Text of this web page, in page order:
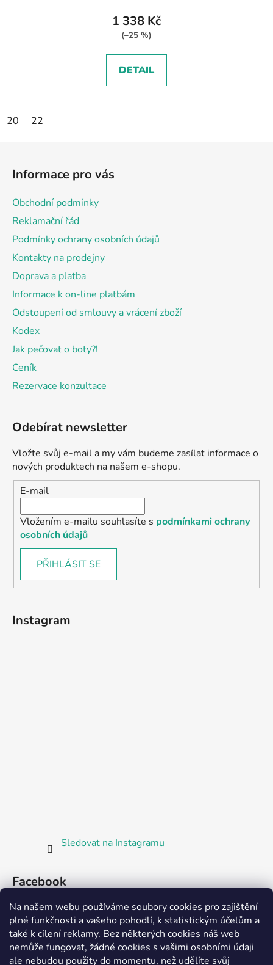
Na našem webu používáme soubory cookies pro zajištění
plné funkčnosti a vašeho pohodlí, k statistickým účelům a
také k cílení reklamy. Bez některých cookies náš web
nemůže fungovat, žádné cookies s vašimi osobními údaji
ale nebudou použity do momentu, než udělíte svůj
1 338 Kč
(–25 %)
DETAIL
20 22
Informace pro vás
Obchodní podmínky
Reklamační řád
Podmínky ochrany osobních údajů
Kontakty na prodejny
Doprava a platba
Informace k on-line platbám
Odstoupení od smlouvy a vrácení zboží
Kodex
Jak pečovat o boty?!
Ceník
Rezervace konzultace
Odebírat newsletter
Vložte svůj e-mail a my vám budeme zasílat informace o
nových produktech na našem e-shopu.
E-mail
Vložením e-mailu souhlasíte s podmínkami ochrany
osobních údajů
PŘIHLÁSIT SE
Instagram
Sledovat na Instagramu
Facebook